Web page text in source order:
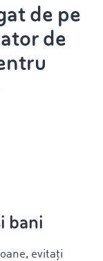
de pe
de
bani
evitați